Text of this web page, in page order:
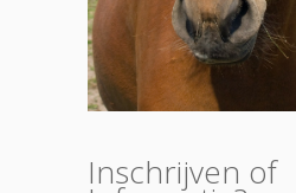
Inschrijven of